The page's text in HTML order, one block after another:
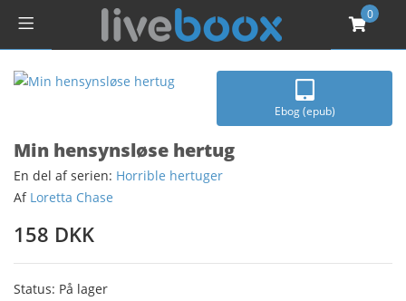
0
Ebog (epub)
Min hensynsløse hertug
En del af serien: Horrible hertuger
Af Loretta Chase
158 DKK
Status: På lager